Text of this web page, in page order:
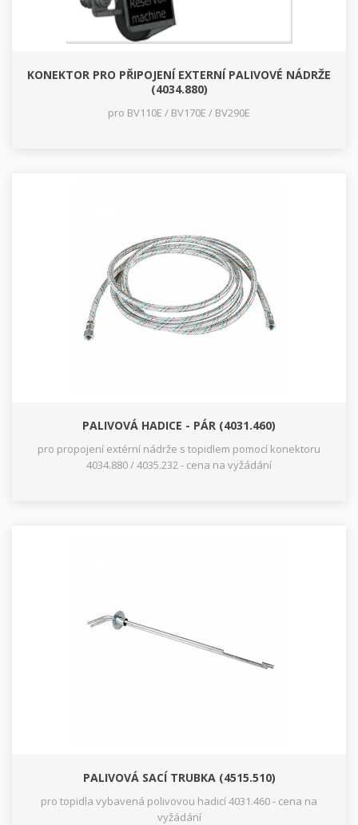
KONEKTOR PRO PŘIPOJENÍ EXTERNÍ PALIVOVÉ NÁDRŽE
(4034.880)
pro BV110E / BV170E / BV290E
PALIVOVÁ HADICE - PÁR (4031.460)
pro propojení extérní nádrže s topidlem pomocí konektoru
4034.880 / 4035.232 - cena na vyžádání
PALIVOVÁ SACÍ TRUBKA (4515.510)
pro topidla vybavená polivovou hadicí 4031.460 - cena na
vyžádání